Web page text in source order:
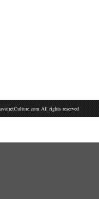
All rights reserved